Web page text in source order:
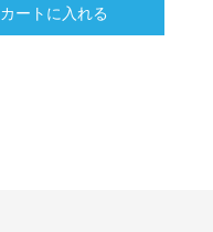
カートに入れる